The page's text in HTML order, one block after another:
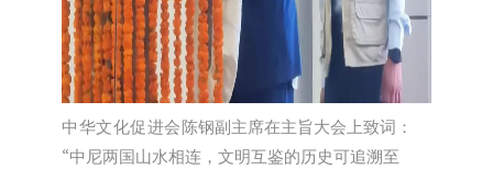
中华文化促进会陈钢副主席在主旨大会上致词：
“中尼两国山水相连，文明互鉴的历史可追溯至